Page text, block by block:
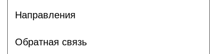
Направления
Обратная связь